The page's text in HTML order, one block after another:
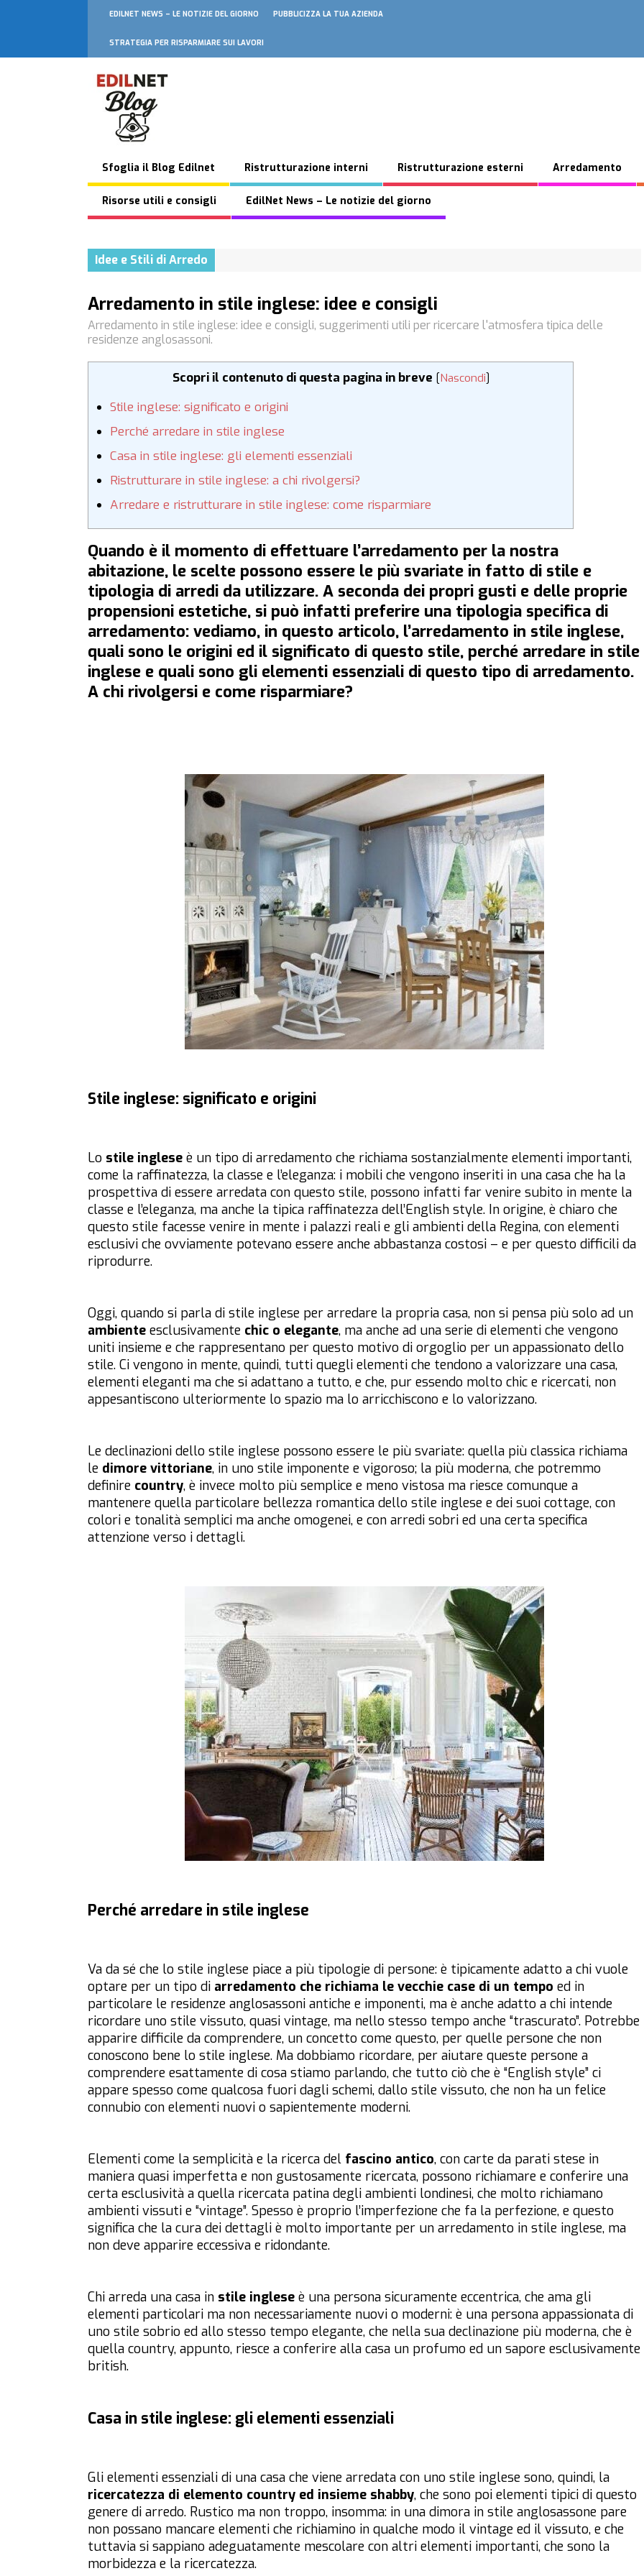
EDILNET NEWS – LE NOTIZIE DEL GIORNO PUBBLICIZZA LA TUA AZIENDA
STRATEGIA PER RISPARMIARE SUI LAVORI
Sfoglia il Blog Edilnet Ristrutturazione interni Ristrutturazione esterni Arredamento
Risorse utili e consigli EdilNet News – Le notizie del giorno
Idee e Stili di Arredo
Arredamento in stile inglese: idee e consigli
Arredamento in stile inglese: idee e consigli, suggerimenti utili per ricercare l'atmosfera tipica delle
residenze anglosassoni.
Scopri il contenuto di questa pagina in breve [Nascondi]
Stile inglese: significato e origini
Perché arredare in stile inglese
Casa in stile inglese: gli elementi essenziali
Ristrutturare in stile inglese: a chi rivolgersi?
Arredare e ristrutturare in stile inglese: come risparmiare
Quando è il momento di effettuare l’arredamento per la nostra
abitazione, le scelte possono essere le più svariate in fatto di stile e
tipologia di arredi da utilizzare. A seconda dei propri gusti e delle proprie
propensioni estetiche, si può infatti preferire una tipologia specifica di
arredamento: vediamo, in questo articolo, l’arredamento in stile inglese,
quali sono le origini ed il significato di questo stile, perché arredare in stile
inglese e quali sono gli elementi essenziali di questo tipo di arredamento.
A chi rivolgersi e come risparmiare?
Stile inglese: significato e origini
Lo stile inglese è un tipo di arredamento che richiama sostanzialmente elementi importanti,
come la raffinatezza, la classe e l’eleganza: i mobili che vengono inseriti in una casa che ha la
prospettiva di essere arredata con questo stile, possono infatti far venire subito in mente la
classe e l’eleganza, ma anche la tipica raffinatezza dell’English style. In origine, è chiaro che
questo stile facesse venire in mente i palazzi reali e gli ambienti della Regina, con elementi
esclusivi che ovviamente potevano essere anche abbastanza costosi – e per questo difficili da
riprodurre.
Oggi, quando si parla di stile inglese per arredare la propria casa, non si pensa più solo ad un
ambiente esclusivamente chic o elegante, ma anche ad una serie di elementi che vengono
uniti insieme e che rappresentano per questo motivo di orgoglio per un appassionato dello
stile. Ci vengono in mente, quindi, tutti quegli elementi che tendono a valorizzare una casa,
elementi eleganti ma che si adattano a tutto, e che, pur essendo molto chic e ricercati, non
appesantiscono ulteriormente lo spazio ma lo arricchiscono e lo valorizzano.
Le declinazioni dello stile inglese possono essere le più svariate: quella più classica richiama
le dimore vittoriane, in uno stile imponente e vigoroso; la più moderna, che potremmo
definire country, è invece molto più semplice e meno vistosa ma riesce comunque a
mantenere quella particolare bellezza romantica dello stile inglese e dei suoi cottage, con
colori e tonalità semplici ma anche omogenei, e con arredi sobri ed una certa specifica
attenzione verso i dettagli.
Perché arredare in stile inglese
Va da sé che lo stile inglese piace a più tipologie di persone: è tipicamente adatto a chi vuole
optare per un tipo di arredamento che richiama le vecchie case di un tempo ed in
particolare le residenze anglosassoni antiche e imponenti, ma è anche adatto a chi intende
ricordare uno stile vissuto, quasi vintage, ma nello stesso tempo anche “trascurato”. Potrebbe
apparire difficile da comprendere, un concetto come questo, per quelle persone che non
conoscono bene lo stile inglese. Ma dobbiamo ricordare, per aiutare queste persone a
comprendere esattamente di cosa stiamo parlando, che tutto ciò che è “English style” ci
appare spesso come qualcosa fuori dagli schemi, dallo stile vissuto, che non ha un felice
connubio con elementi nuovi o sapientemente moderni.
Elementi come la semplicità e la ricerca del fascino antico, con carte da parati stese in
maniera quasi imperfetta e non gustosamente ricercata, possono richiamare e conferire una
certa esclusività a quella ricercata patina degli ambienti londinesi, che molto richiamano
ambienti vissuti e “vintage”. Spesso è proprio l’imperfezione che fa la perfezione, e questo
significa che la cura dei dettagli è molto importante per un arredamento in stile inglese, ma
non deve apparire eccessiva e ridondante.
Chi arreda una casa in stile inglese è una persona sicuramente eccentrica, che ama gli
elementi particolari ma non necessariamente nuovi o moderni: è una persona appassionata di
uno stile sobrio ed allo stesso tempo elegante, che nella sua declinazione più moderna, che è
quella country, appunto, riesce a conferire alla casa un profumo ed un sapore esclusivamente
british.
Casa in stile inglese: gli elementi essenziali
Gli elementi essenziali di una casa che viene arredata con uno stile inglese sono, quindi, la
ricercatezza di elemento country ed insieme shabby, che sono poi elementi tipici di questo
genere di arredo. Rustico ma non troppo, insomma: in una dimora in stile anglosassone pare
non possano mancare elementi che richiamino in qualche modo il vintage ed il vissuto, e che
tuttavia si sappiano adeguatamente mescolare con altri elementi importanti, che sono la
morbidezza e la ricercatezza.